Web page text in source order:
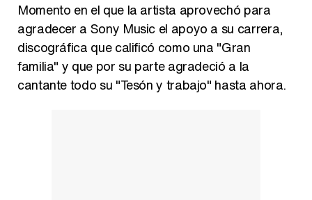
Momento en el que la artista aprovechó para
agradecer a Sony Music el apoyo a su carrera,
discográfica que calificó como una "Gran
familia" y que por su parte agradeció a la
cantante todo su "Tesón y trabajo" hasta ahora.